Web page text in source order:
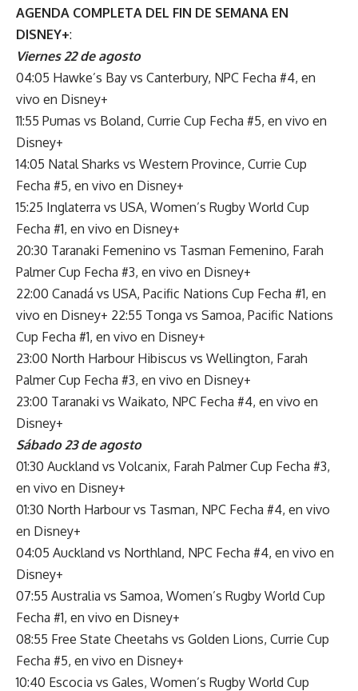
AGENDA COMPLETA DEL FIN DE SEMANA EN
DISNEY+:
Viernes 22 de agosto
04:05 Hawke’s Bay vs Canterbury, NPC Fecha #4, en
vivo en Disney+
11:55 Pumas vs Boland, Currie Cup Fecha #5, en vivo en
Disney+
14:05 Natal Sharks vs Western Province, Currie Cup
Fecha #5, en vivo en Disney+
15:25 Inglaterra vs USA, Women’s Rugby World Cup
Fecha #1, en vivo en Disney+
20:30 Taranaki Femenino vs Tasman Femenino, Farah
Palmer Cup Fecha #3, en vivo en Disney+
22:00 Canadá vs USA, Pacific Nations Cup Fecha #1, en
vivo en Disney+ 22:55 Tonga vs Samoa, Pacific Nations
Cup Fecha #1, en vivo en Disney+
23:00 North Harbour Hibiscus vs Wellington, Farah
Palmer Cup Fecha #3, en vivo en Disney+
23:00 Taranaki vs Waikato, NPC Fecha #4, en vivo en
Disney+
Sábado 23 de agosto
01:30 Auckland vs Volcanix, Farah Palmer Cup Fecha #3,
en vivo en Disney+
01:30 North Harbour vs Tasman, NPC Fecha #4, en vivo
en Disney+
04:05 Auckland vs Northland, NPC Fecha #4, en vivo en
Disney+
07:55 Australia vs Samoa, Women’s Rugby World Cup
Fecha #1, en vivo en Disney+
08:55 Free State Cheetahs vs Golden Lions, Currie Cup
Fecha #5, en vivo en Disney+
10:40 Escocia vs Gales, Women’s Rugby World Cup